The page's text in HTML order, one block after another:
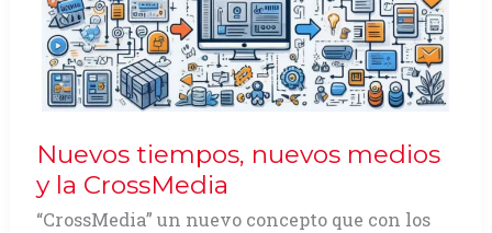
Nuevos tiempos, nuevos medios
y la CrossMedia
“CrossMedia” un nuevo concepto que con los